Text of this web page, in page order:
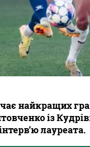
найкращих
із
лауреата.